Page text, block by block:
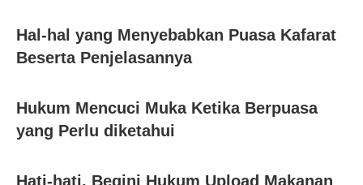
Hal-hal yang Menyebabkan Puasa Kafarat
Beserta Penjelasannya
Hukum Mencuci Muka Ketika Berpuasa
yang Perlu diketahui
Hati-hati, Begini Hukum Upload Makanan